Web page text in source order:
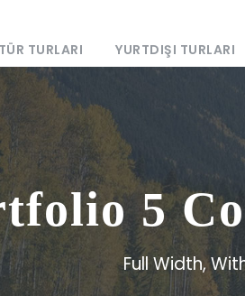
TURLARI YURTDIŞI TURLARI
5
Full Width,